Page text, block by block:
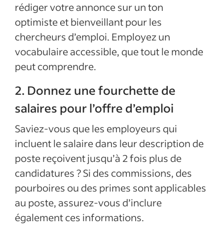
rédiger votre annonce sur un ton
optimiste et bienveillant pour les
chercheurs d’emploi. Employez un
vocabulaire accessible, que tout le monde
peut comprendre.
2. Donnez une fourchette de
salaires pour l’offre d’emploi
Saviez-vous que les employeurs qui
incluent le salaire dans leur description de
poste reçoivent jusqu’à 2 fois plus de
candidatures ? Si des commissions, des
pourboires ou des primes sont applicables
au poste, assurez-vous d’inclure
également ces informations.